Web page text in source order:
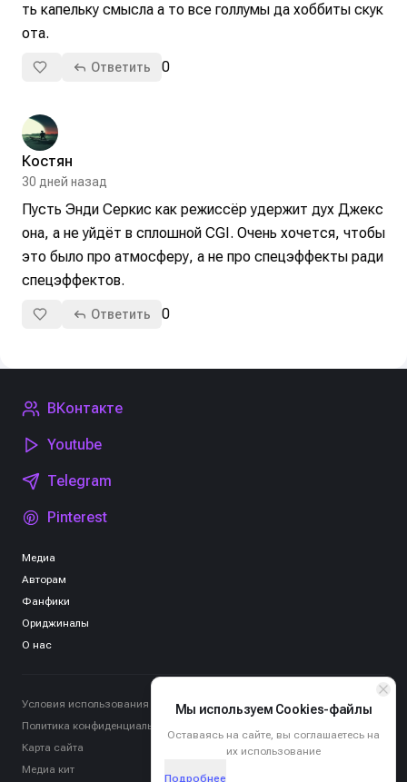
ть капельку смысла а то все голлумы да хоббиты скук
ота.
Ответить 0
Костян
30 дней назад
Пусть Энди Серкис как режиссёр удержит дух Джекс
она, а не уйдёт в сплошной CGI. Очень хочется, чтобы
это было про атмосферу, а не про спецэффекты ради
спецэффектов.
Ответить 0
ВКонтакте
Youtube
Telegram
Pinterest
Медиа
Авторам
Фанфики
Ориджиналы
О нас
Условия использования
Политика конфиденциальности
Карта сайта
Медиа кит
Мы используем Cookies-файлы
Оставаясь на сайте, вы соглашаетесь на
их использование
Подробнее